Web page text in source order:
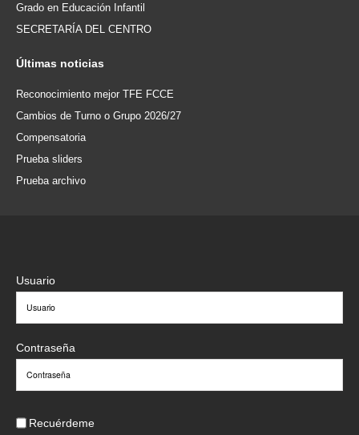
Grado en Educación Infantil
SECRETARÍA DEL CENTRO
Últimas noticias
Reconocimiento mejor TFE FCCE
Cambios de Turno o Grupo 2026/27
Compensatoria
Prueba sliders
Prueba archivo
Usuario
Contraseña
Recuérdeme